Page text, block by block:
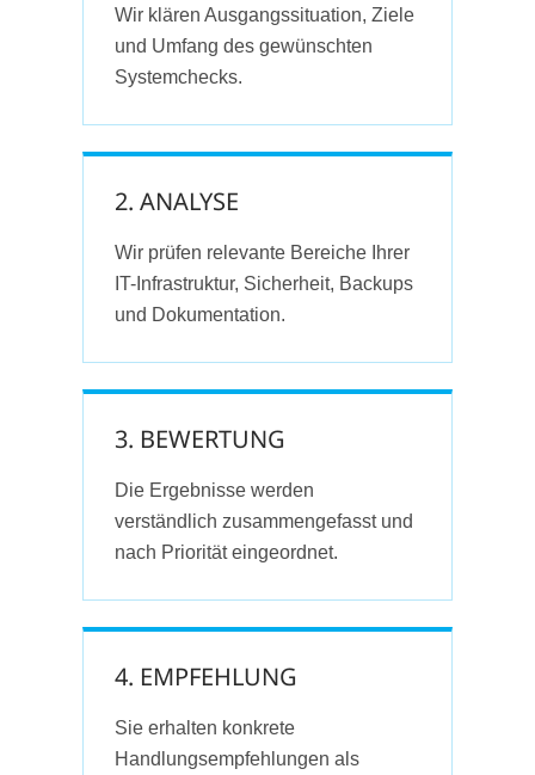
Wir klären Ausgangssituation, Ziele
und Umfang des gewünschten
Systemchecks.
2. ANALYSE
Wir prüfen relevante Bereiche Ihrer
IT-Infrastruktur, Sicherheit, Backups
und Dokumentation.
3. BEWERTUNG
Die Ergebnisse werden
verständlich zusammengefasst und
nach Priorität eingeordnet.
4. EMPFEHLUNG
Sie erhalten konkrete
Handlungsempfehlungen als